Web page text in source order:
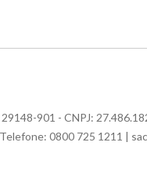
29148-901 - CNPJ:
0800 725 1211 |